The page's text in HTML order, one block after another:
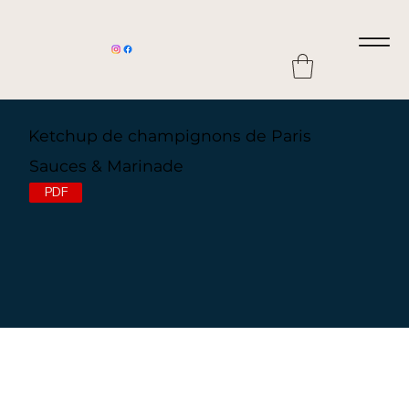
Ketchup de champignons de Paris
Sauces & Marinade
PDF